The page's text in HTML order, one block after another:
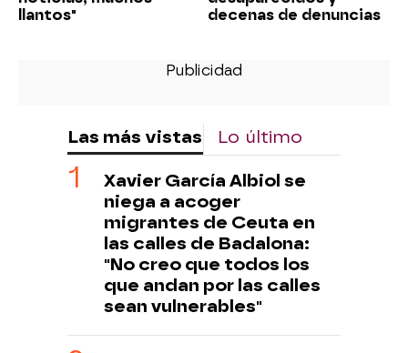
llantos"
decenas de denuncias
Las más vistas Lo último
Xavier García Albiol se
niega a acoger
migrantes de Ceuta en
las calles de Badalona:
"No creo que todos los
que andan por las calles
sean vulnerables"